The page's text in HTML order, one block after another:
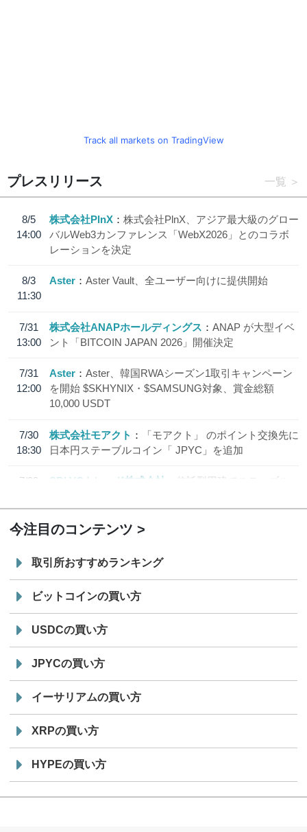
Track all markets on TradingView
プレスリリース 一覧
8/5
14:00
株式会社PlnX
株式会社PlnX、アジア最大級のグロー
バルWeb3カンファレンス「WebX2026」とのコラボ
レーションを決定
8/3
11:30
Aster Aster Vault、全ユーザー向けに提供開始
7/31
13:00
株式会社ANAPホールディングス
ANAP が大型イベ
ント「BITCOIN JAPAN 2026」開催決定
7/31
12:00
Aster
Aster、韓国RWAシーズン1取引キャンペーン
を開始 $SKHYNIX・$SAMSUNG対象、賞金総額
10,000 USDT
7/30
18:30
株式会社モアクト
「モアクト」 のポイント交換先に
日本円ステーブルコイン「 JPYC」を追加
7/29
SBI VCトレード株式会社
信託型円建てステーブル
今注目のコンテンツ
取引所おすすめランキング
ビットコインの買い方
USDCの買い方
JPYCの買い方
イーサリアムの買い方
XRPの買い方
HYPEの買い方